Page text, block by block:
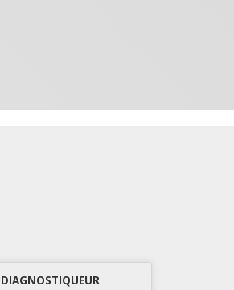
DIAGNOSTIQUEUR